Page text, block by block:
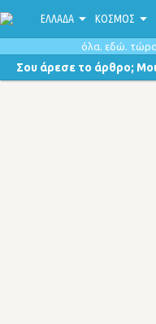
ΕΛΛΑΔΑ ΚΟΣΜΟΣ
όλα. εδώ.
Σου άρεσε το άρθρο;